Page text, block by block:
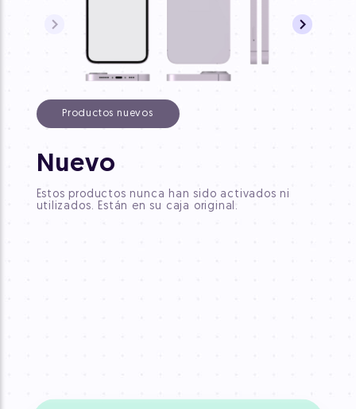
Productos nuevos
Nuevo
Estos productos nunca han sido activados ni
utilizados. Están en su caja original.